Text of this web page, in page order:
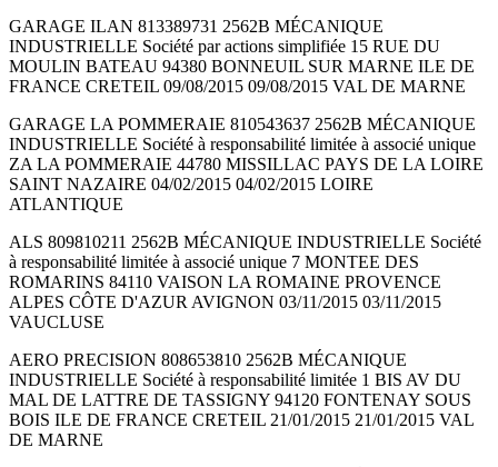
GARAGE ILAN 813389731 2562B MÉCANIQUE
INDUSTRIELLE Société par actions simplifiée 15 RUE DU
MOULIN BATEAU 94380 BONNEUIL SUR MARNE ILE DE
FRANCE CRETEIL 09/08/2015 09/08/2015 VAL DE MARNE
GARAGE LA POMMERAIE 810543637 2562B MÉCANIQUE
INDUSTRIELLE Société à responsabilité limitée à associé unique
ZA LA POMMERAIE 44780 MISSILLAC PAYS DE LA LOIRE
SAINT NAZAIRE 04/02/2015 04/02/2015 LOIRE
ATLANTIQUE
ALS 809810211 2562B MÉCANIQUE INDUSTRIELLE Société
à responsabilité limitée à associé unique 7 MONTEE DES
ROMARINS 84110 VAISON LA ROMAINE PROVENCE
ALPES CÔTE D'AZUR AVIGNON 03/11/2015 03/11/2015
VAUCLUSE
AERO PRECISION 808653810 2562B MÉCANIQUE
INDUSTRIELLE Société à responsabilité limitée 1 BIS AV DU
MAL DE LATTRE DE TASSIGNY 94120 FONTENAY SOUS
BOIS ILE DE FRANCE CRETEIL 21/01/2015 21/01/2015 VAL
DE MARNE